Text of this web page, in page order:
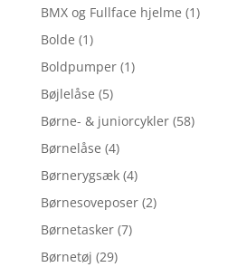
BMX og Fullface hjelme (1)
Bolde (1)
Boldpumper (1)
Bøjlelåse (5)
Børne- & juniorcykler (58)
Børnelåse (4)
Børnerygsæk (4)
Børnesoveposer (2)
Børnetasker (7)
Børnetøj (29)